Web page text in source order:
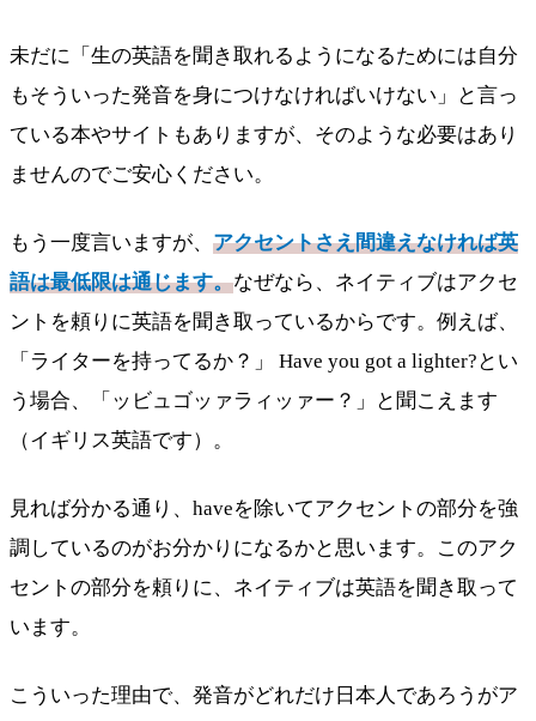
未だに「生の英語を聞き取れるようになるためには自分
もそういった発音を身につけなければいけない」と言っ
ている本やサイトもありますが、そのような必要はあり
ませんのでご安心ください。
もう一度言いますが、 アクセントさえ間違えなければ英
語は最低限は通じます。なぜなら、ネイティブはアクセ
ントを頼りに英語を聞き取っているからです。例えば、
「ライターを持ってるか？」 Have you got a lighter?とい
う場合、「ッビュゴッァラィッァー？」と聞こえます
（イギリス英語です）。
見れば分かる通り、haveを除いてアクセントの部分を強
調しているのがお分かりになるかと思います。このアク
セントの部分を頼りに、ネイティブは英語を聞き取って
います。
こういった理由で、発音がどれだけ日本人であろうがア